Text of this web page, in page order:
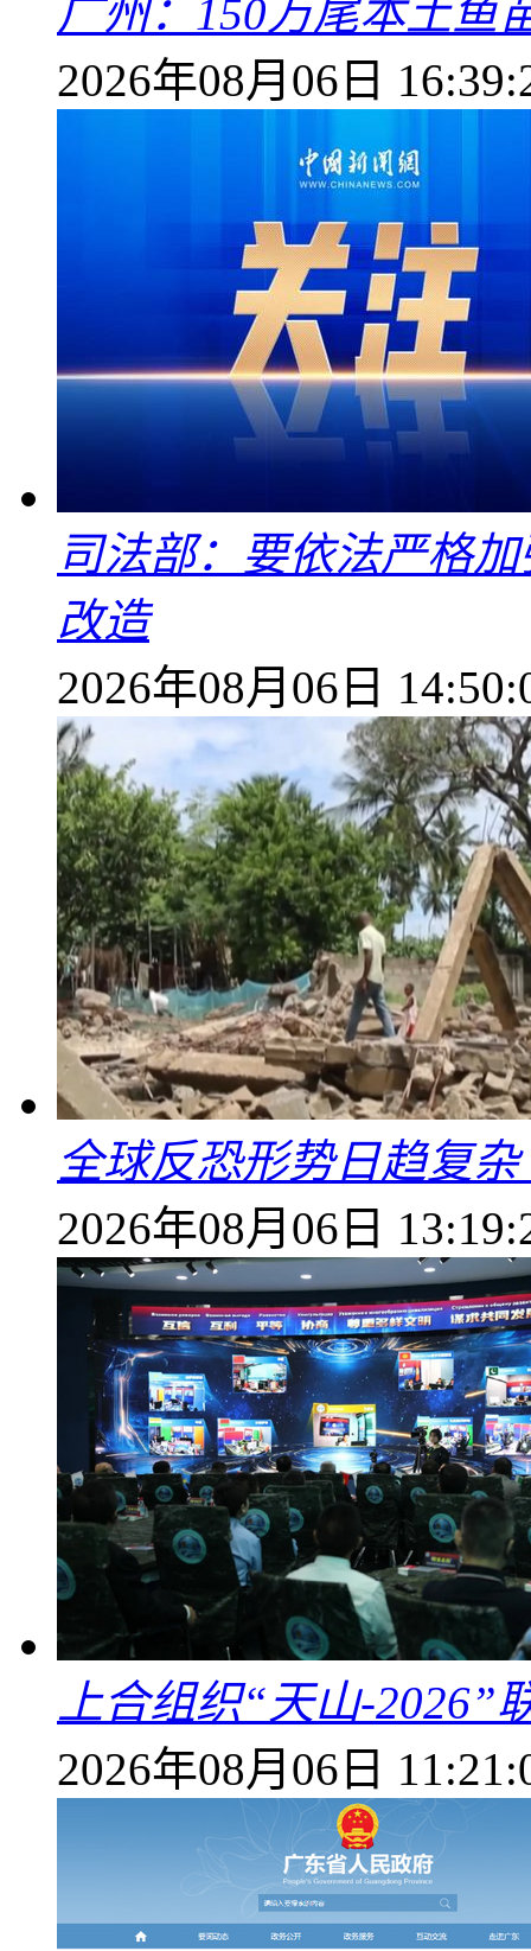
广州：150万尾本土鱼
2026年08月06日
司法部：要依法严格
改造
2026年08月06日
全球反恐形势日趋复
2026年08月06日
上合组织“天山-2026”
2026年08月06日